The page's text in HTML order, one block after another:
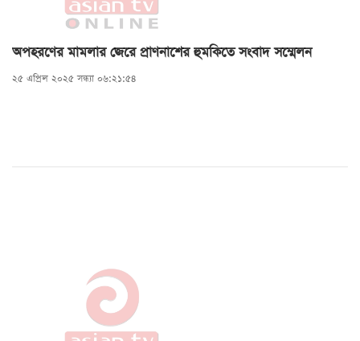
অপহরণের মামলার জেরে প্রাণনাশের হুমকিতে সংবাদ সম্মেলন
২৫ এপ্রিল ২০২৫ সন্ধ্যা ০৬:২১:৫৪